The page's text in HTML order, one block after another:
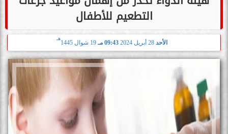
التطعيم للأطفال
الأحد 09:43 مـ 19 شوال 1445
هـ